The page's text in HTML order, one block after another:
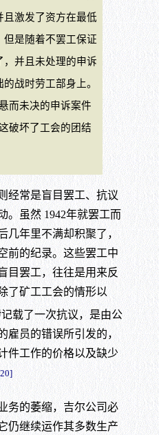
且激发了资方在最低
但是随着不罢工保证
，并且未处理的申诉
战时劳工部身上。
而未决的申诉案件
破坏了工会的团结
常是盲目罢工、抗议
。虽然 1942年就罢工而
几年里不满却积聚了，
前的纪录。这些罢工中
目罢工，往往是用来反
了矿工工会的情形以
载了一次抗议，是由公
雇员的错误所引发的，
件工作的价格以及缺少
的萎缩，吉尔公司必
仍继续运作其多数生产